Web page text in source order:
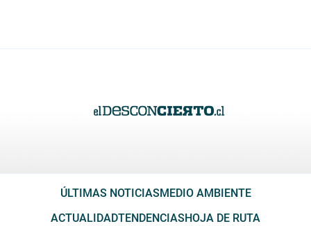
ÚLTIMAS NOTICIASMEDIO AMBIENTE
ACTUALIDADTENDENCIASHOJA DE RUTA